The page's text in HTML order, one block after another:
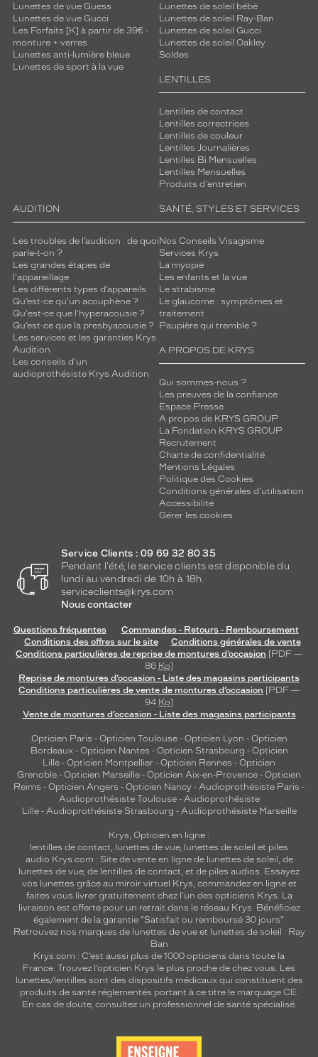
Lunettes de vue Guess
Lunettes de vue Gucci
Les Forfaits [K] à partir de 39€ -
monture + verres
Lunettes anti-lumière bleue
Lunettes de sport à la vue
Lunettes de soleil bébé
Lunettes de soleil Ray-Ban
Lunettes de soleil Gucci
Lunettes de soleil Oakley
Soldes
LENTILLES
Lentilles de contact
Lentilles correctrices
Lentilles de couleur
Lentilles Journalières
Lentilles Bi Mensuelles
Lentilles Mensuelles
Produits d'entretien
AUDITION
Les troubles de l’audition : de quoi
parle-t-on ?
Les grandes étapes de
l'appareillage
Les différents types d’appareils
Qu’est-ce qu'un acouphène ?
Qu'est-ce que l'hyperacousie ?
Qu’est-ce que la presbyacousie ?
Les services et les garanties Krys
Audition
Les conseils d'un
audioprothésiste Krys Audition
SANTÉ, STYLES ET SERVICES
Nos Conseils Visagisme
Services Krys
La myopie
Les enfants et la vue
Le strabisme
Le glaucome : symptômes et
traitement
Paupière qui tremble ?
A PROPOS DE KRYS
Qui sommes-nous ?
Les preuves de la confiance
Espace Presse
A propos de KRYS GROUP
La Fondation KRYS GROUP
Recrutement
Charte de confidentialité
Mentions Légales
Politique des Cookies
Conditions générales d'utilisation
Accessibilité
Gérer les cookies
Service Clients : 09 69 32 80 35
Pendant l'été, le service clients est disponible du
lundi au vendredi de 10h à 18h.
serviceclients@krys.com
Nous contacter
Questions fréquentes
Commandes - Retours - Remboursement
Conditions des offres sur le site
Conditions générales de vente
Conditions particulières de reprise de montures d’occasion [PDF —
86 Ko]
Reprise de montures d’occasion - Liste des magasins participants
Conditions particulières de vente de montures d’occasion [PDF —
94 Ko]
Vente de montures d’occasion - Liste des magasins participants
Opticien Paris - Opticien Toulouse- Opticien Lyon - Opticien
Bordeaux- Opticien Nantes - Opticien Strasbourg - Opticien
Lille - Opticien Montpellier - Opticien Rennes - Opticien
Grenoble - Opticien Marseille - Opticien Aix-en-Provence - Opticien
Reims - Opticien Angers - Opticien Nancy - Audioprothésiste Paris -
Audioprothésiste Toulouse- Audioprothésiste
Lille- Audioprothésiste Strasbourg - Audioprothésiste Marseille
Krys, Opticien en ligne :
lentilles de contact, lunettes de vue, lunettes de soleil et piles
audio Krys.com : Site de vente en ligne de lunettes de soleil, de
lunettes de vue, de lentilles de contact, et de piles audios. Essayez
vos lunettes grâce au miroir virtuel Krys, commandez en ligne et
faites vous livrer gratuitement chez l'un des opticiens Krys. La
livraison est offerte pour un retrait dans le réseau Krys. Bénéficiez
également de la garantie "Satisfait ou remboursé 30 jours".
Retrouvez nos marques de lunettes de vue et lunettes de soleil : Ray
Ban
Krys.com : C’est aussi plus de 1000 opticiens dans toute la
France. Trouvez l’opticien Krys le plus proche de chez vous. Les
lunettes/lentilles sont des dispositifs médicaux qui constituent des
produits de santé réglementés portant à ce titre le marquage CE.
En cas de doute, consultez un professionnel de santé spécialisé.